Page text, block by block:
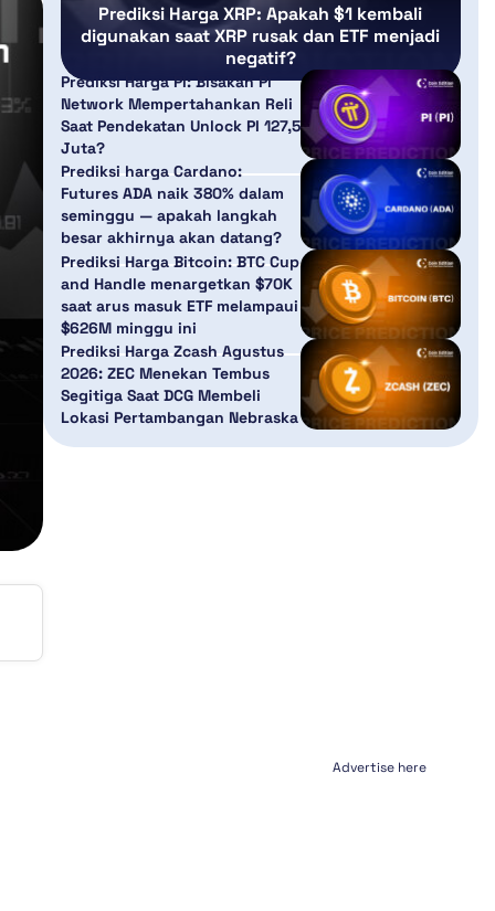
Prediksi Harga XRP: Apakah $1 kembali
digunakan saat XRP rusak dan ETF menjadi
negatif?
Prediksi Harga PI: Bisakah Pi
Network Mempertahankan Reli
Saat Pendekatan Unlock PI 127,5
Juta?
Prediksi harga Cardano:
Futures ADA naik 380% dalam
seminggu — apakah langkah
besar akhirnya akan datang?
Prediksi Harga Bitcoin: BTC Cup
and Handle menargetkan $70K
saat arus masuk ETF melampaui
$626M minggu ini
Prediksi Harga Zcash Agustus
2026: ZEC Menekan Tembus
Segitiga Saat DCG Membeli
Lokasi Pertambangan Nebraska
Advertise here